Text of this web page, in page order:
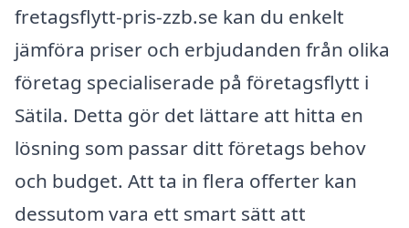
fretagsflytt-pris-zzb.se kan du enkelt
jämföra priser och erbjudanden från olika
företag specialiserade på företagsflytt i
Sätila. Detta gör det lättare att hitta en
lösning som passar ditt företags behov
och budget. Att ta in flera offerter kan
dessutom vara ett smart sätt att